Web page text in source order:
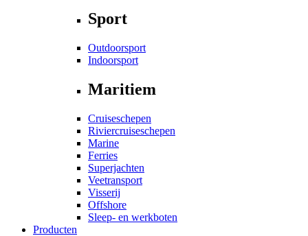
Sport
Outdoorsport
Indoorsport
Maritiem
Cruiseschepen
Riviercruiseschepen
Marine
Ferries
Superjachten
Veetransport
Visserij
Offshore
Sleep- en werkboten
Producten